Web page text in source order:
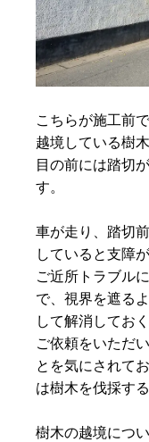
こちらが施工前で
越境している樹
目の前には踏切
す。
車が走り、踏切
していると支障
ご近所トラブル
で、視界を遮る
して解消してお
ご依頼をいただ
とを気にされて
は樹木を伐採す
樹木の越境につ